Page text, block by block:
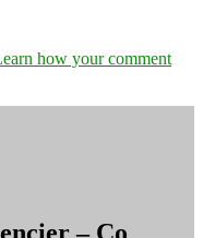
how your comment